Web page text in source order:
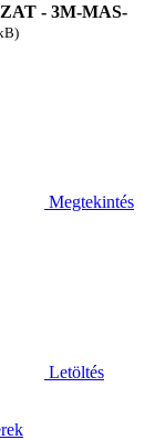
- 3M-MAS-
Megtekintés
Letöltés